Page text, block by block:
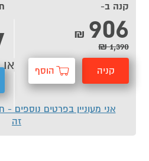
קנה ב-
906
₪
1,390 ₪
קניה הוסף או
אני מעוניין בפרטים נוספים
זה